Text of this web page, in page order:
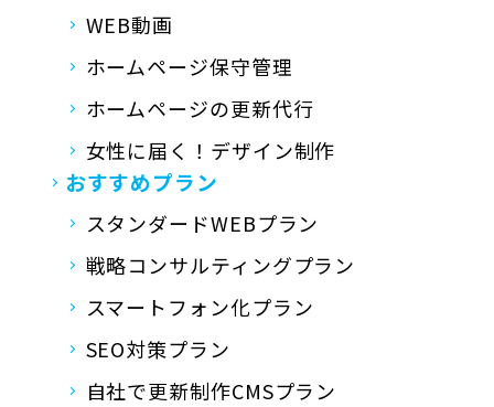
WEB動画
ホームページ保守管理
ホームページの更新代行
女性に届く！デザイン制作
おすすめプラン
スタンダードWEBプラン
戦略コンサルティングプラン
スマートフォン化プラン
SEO対策プラン
自社で更新制作CMSプラン